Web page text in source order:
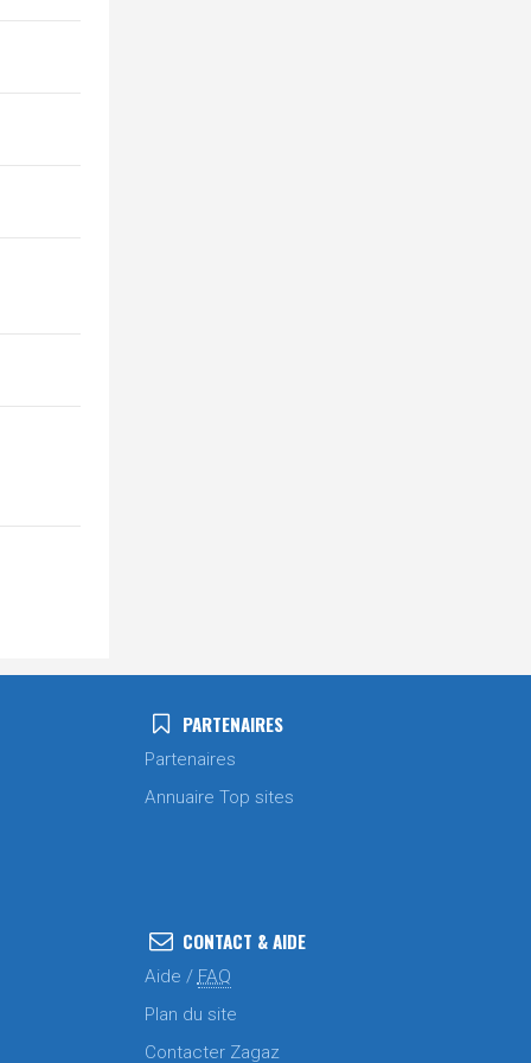
PARTENAIRES
Partenaires
Annuaire Top sites
CONTACT & AIDE
Aide / FAQ
Plan du site
Contacter Zagaz